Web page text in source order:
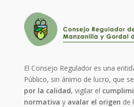
El Consejo Regulador es una
Público, sin ánimo de lucro, que
por la calidad, vigilar el
normativa y avalar el origen de